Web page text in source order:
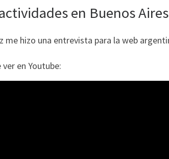
en Buenos Aires
hizo una entrevista para la web
en Youtube: